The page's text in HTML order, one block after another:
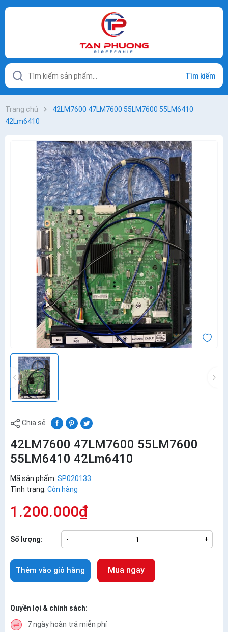
Tìm kiếm
Trang chủ
42LM7600 47LM7600 55LM7600 55LM6410
42Lm6410
Chia sẻ
42LM7600 47LM7600 55LM7600
55LM6410 42Lm6410
Mã sản phẩm: SP020133
Tình trạng: Còn hàng
1.200.000₫
Số lượng: - +
Thêm vào giỏ hàng Mua ngay
Quyền lợi & chính sách:
7 ngày hoàn trả miễn phí